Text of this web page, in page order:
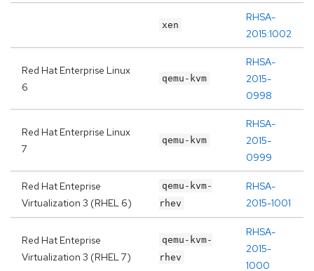
xen
RHSA-
2015:1002
Red Hat Enterprise Linux
6
qemu-kvm
RHSA-
2015-
0998
Red Hat Enterprise Linux
7
qemu-kvm
RHSA-
2015-
0999
Red Hat Enteprise
Virtualization 3 (RHEL 6)
qemu-kvm-
rhev
RHSA-
2015-1001
Red Hat Enteprise
Virtualization 3 (RHEL 7)
qemu-kvm-
rhev
RHSA-
2015-
1000